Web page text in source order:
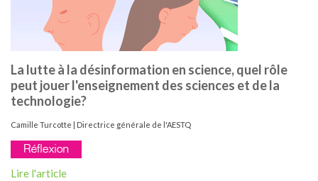
La lutte à la désinformation en science, quel rôle
peut jouer l'enseignement des sciences et de la
technologie?
Camille Turcotte | Directrice générale de l'AESTQ
Lire l'article